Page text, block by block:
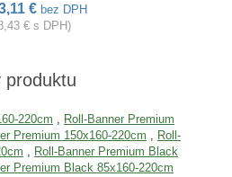
€ bez DPH
€ s DPH)
produktu
220cm , Roll-Banner Premium
Premium 150x160-220cm , Roll-
, Roll-Banner Premium Black
Premium Black 85x160-220cm